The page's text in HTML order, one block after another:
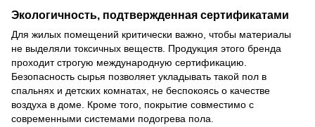
Экологичность, подтвержденная сертификатами
Для жилых помещений критически важно, чтобы материалы
не выделяли токсичных веществ. Продукция этого бренда
проходит строгую международную сертификацию.
Безопасность сырья позволяет укладывать такой пол в
спальнях и детских комнатах, не беспокоясь о качестве
воздуха в доме. Кроме того, покрытие совместимо с
современными системами подогрева пола.